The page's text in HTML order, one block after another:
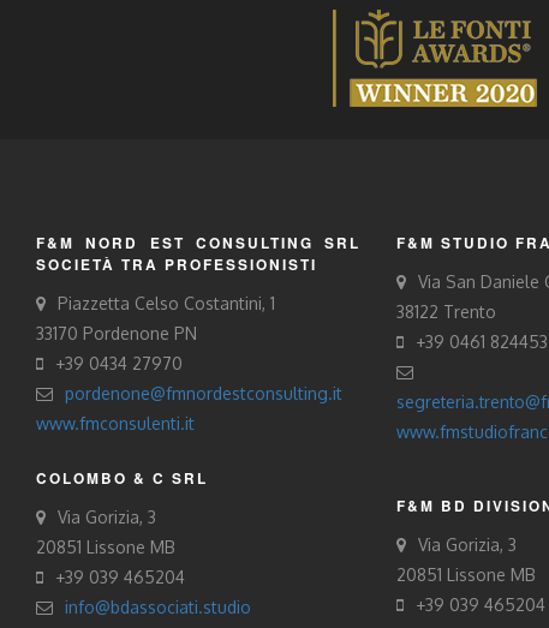
F&M NORD EST CONSULTING SRL
SOCIETÀ TRA PROFESSIONISTI
Piazzetta Celso Costantini, 1
33170 Pordenone PN
+39 0434 27970
pordenone@fmnordestconsulting.it
www.fmconsulenti.it
COLOMBO & C SRL
Via Gorizia, 3
20851 Lissone MB
+39 039 465204
info@bdassociati.studio
F&M STUDIO
Via San Daniele
38122 Trento
+39 0461 824453
F&M BD
Via Gorizia, 3
20851 Lissone MB
+39 039 465204